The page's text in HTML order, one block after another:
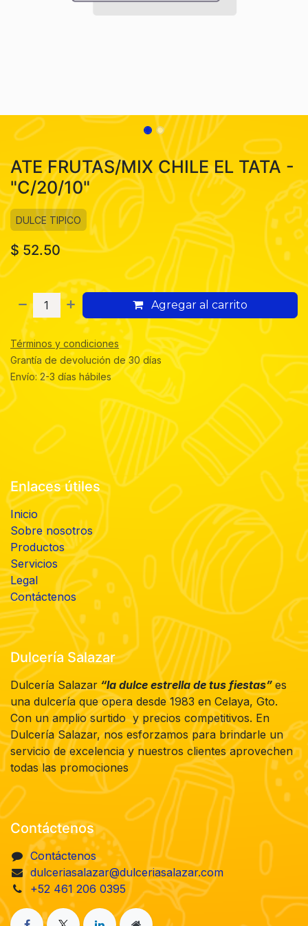
ATE FRUTAS/MIX CHILE EL TATA -
"C/20/10"
DULCE TIPICO
$52.50
Agregar al carrito
Términos y condiciones
Grantía de devolución de 30 días
Envío: 2-3 días hábiles
Enlaces útiles
Inicio
Sobre nosotros
Productos
Servicios
Legal
Contáctenos
Dulcería Salazar
Dulcería Salazar “la dulce estrella de tus fiestas”es
una dulcería que opera desde 1983 en Celaya, Gto.
Con un amplio surtido y precios competitivos. En
Dulcería Salazar, nos esforzamos para brindarle un
servicio de excelencia y nuestros clientes aprovechen
todas las promociones
Contáctenos
Contáctenos
dulceriasalazar@dulceriasalazar.com
+52 461 206 0395